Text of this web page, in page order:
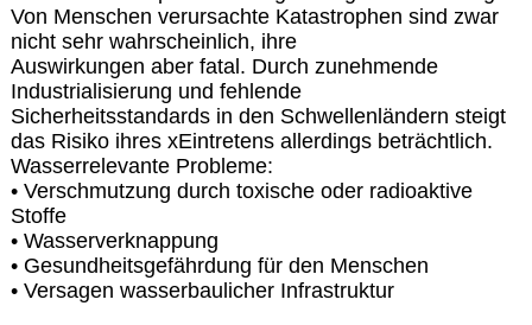
Von Menschen verursachte Katastrophen sind zwar
nicht sehr wahrscheinlich, ihre
Auswirkungen aber fatal. Durch zunehmende
Industrialisierung und fehlende
Sicherheitsstandards in den Schwellenländern steigt
das Risiko ihres xEintretens allerdings beträchtlich.
Wasserrelevante Probleme:
• Verschmutzung durch toxische oder radioaktive
Stoffe
• Wasserverknappung
• Gesundheitsgefährdung für den Menschen
• Versagen wasserbaulicher Infrastruktur